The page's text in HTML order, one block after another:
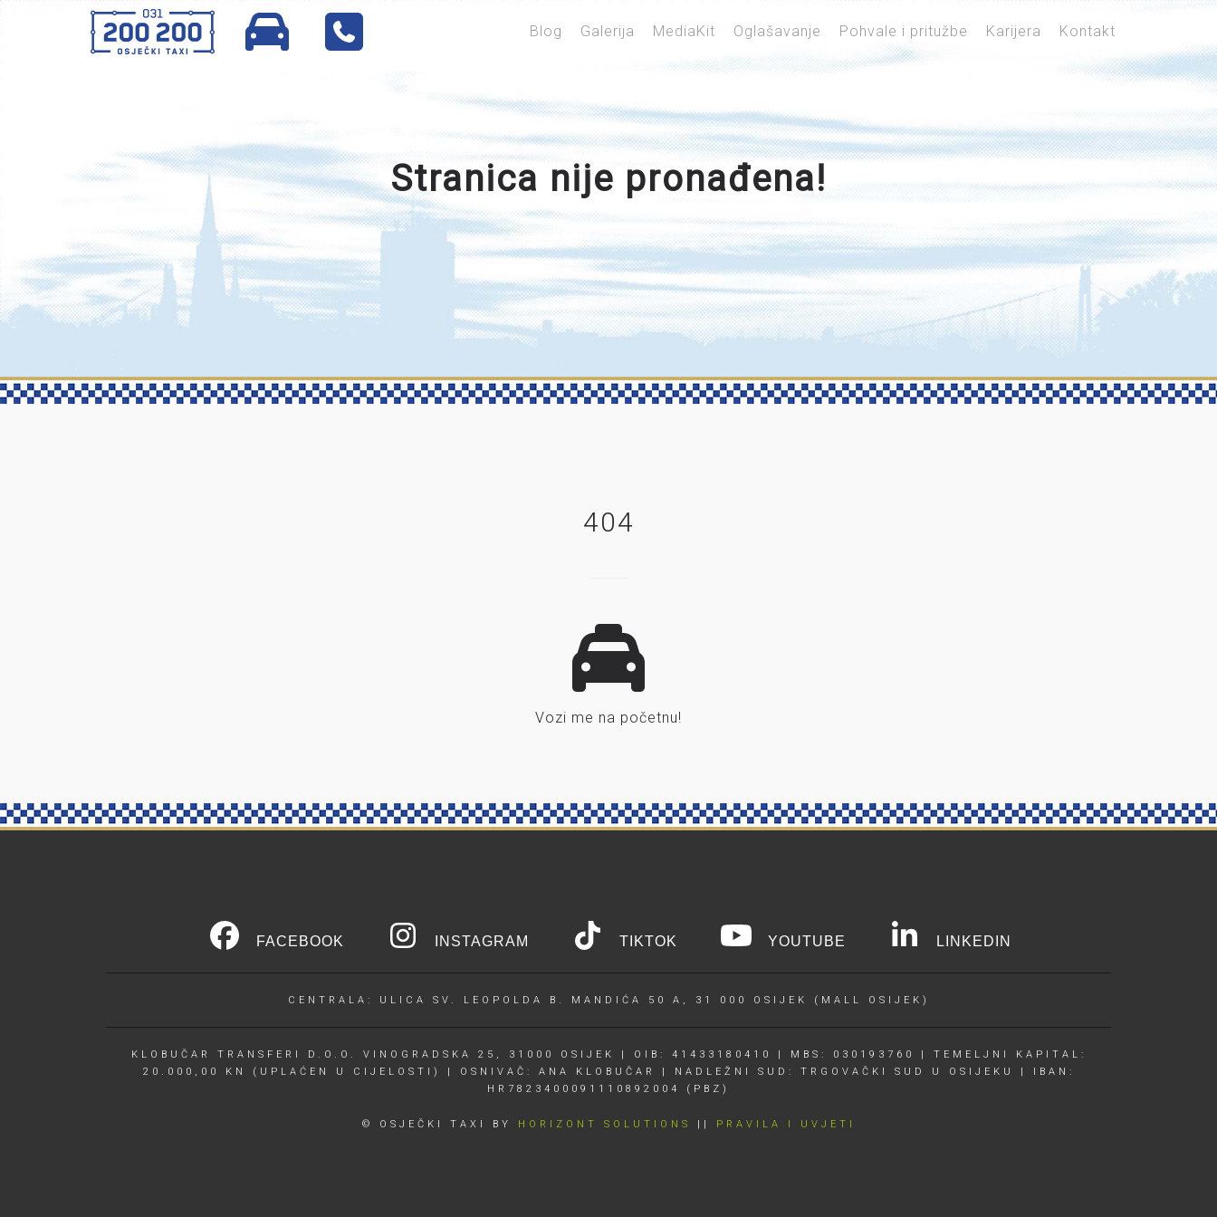
Blog Galerija MediaKit Oglašavanje Pohvale i pritužbe Karijera Kontakt
Stranica nije pronađena!
404
Vozi me na početnu!
FACEBOOK INSTAGRAM TIKTOK YOUTUBE LINKEDIN
CENTRALA: ULICA SV. LEOPOLDA B. MANDIĆA 50 A, 31 000 OSIJEK (MALL OSIJEK)
KLOBUČAR TRANSFERI D.O.O. VINOGRADSKA 25, 31000 OSIJEK | OIB: 41433180410 | MBS: 030193760 | TEMELJNI KAPITAL:
20.000,00 KN (UPLAĆEN U CIJELOSTI) | OSNIVAČ: ANA KLOBUČAR | NADLEŽNI SUD: TRGOVAČKI SUD U OSIJEKU | IBAN:
HR7823400091110892004 (PBZ)
© OSJEČKI TAXI BY HORIZONT SOLUTIONS || PRAVILA I UVJETI